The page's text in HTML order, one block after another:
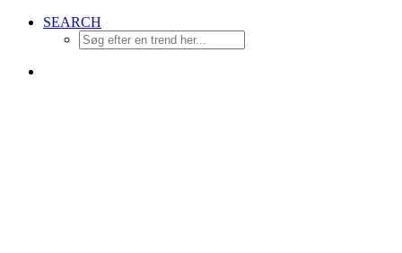
SEARCH